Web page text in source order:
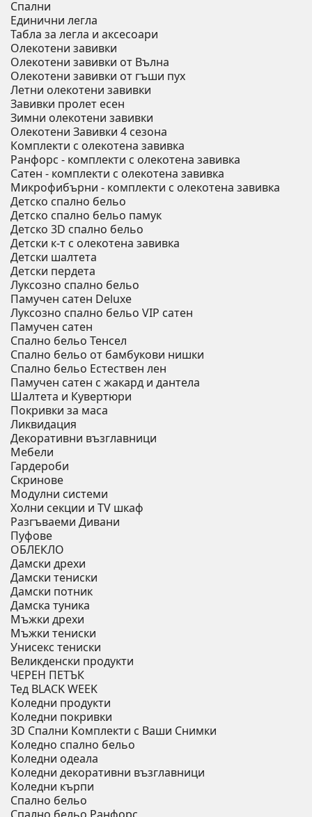
Спални
Единични легла
Табла за легла и аксесоари
Олекотени завивки
Олекотени завивки от Вълна
Олекотени завивки от гъши пух
Летни олекотени завивки
Завивки пролет есен
Зимни олекотени завивки
Олекотени Завивки 4 сезона
Комплекти с олекотена завивка
Ранфорс - комплекти с олекотена завивка
Сатен - комплекти с олекотена завивка
Микрофибърни - комплекти с олекотена завивка
Детско спално бельо
Детско спално бельо памук
Детско 3D спално бельо
Детски к-т с олекотена завивка
Детски шалтета
Детски пердета
Луксозно спално бельо
Памучен сатен Deluxe
Луксозно спално бельо VIP сатен
Памучен сатен
Спално бельо Тенсел
Спално бельо от бамбукови нишки
Спално бельо Естествен лен
Памучен сатен с жакард и дантела
Шалтета и Кувертюри
Покривки за маса
Ликвидация
Декоративни възглавници
Мебели
Гардероби
Скринове
Модулни системи
Холни секции и ТV шкаф
Разгъваеми Дивани
Пуфове
ОБЛЕКЛО
Дамски дрехи
Дамски тениски
Дамски потник
Дамска туника
Мъжки дрехи
Мъжки тениски
Унисекс тениски
Великденски продукти
ЧЕРЕН ПЕТЪК
Тед BLACK WEEK
Коледни продукти
Коледни покривки
3D Спални Комплекти с Ваши Снимки
Коледно спално бельо
Коледни одеала
Коледни декоративни възглавници
Коледни кърпи
Спално бельо